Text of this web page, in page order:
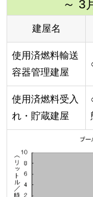
～ 3
建屋名
使用済燃料輸送
容器管理建屋
使用済燃料受入
れ・貯蔵建屋